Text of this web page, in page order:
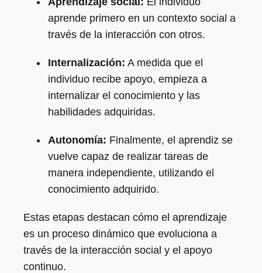
aprende primero en un contexto social a
través de la interacción con otros.
Internalización: A medida que el
individuo recibe apoyo, empieza a
internalizar el conocimiento y las
habilidades adquiridas.
Autonomía: Finalmente, el aprendiz se
vuelve capaz de realizar tareas de
manera independiente, utilizando el
conocimiento adquirido.
Estas etapas destacan cómo el aprendizaje
es un proceso dinámico que evoluciona a
través de la interacción social y el apoyo
continuo.